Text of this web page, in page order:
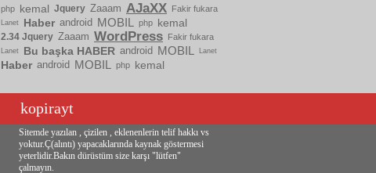
php kemal Jquery Zaaam AJaXX Fakir fukara
Lanet Haber android MOBIL php kemal
2.34 Jquery Zaaam WordPress Fakir fukara
Lanet Bu başka HABER android MOBIL Lanet
Haber android MOBIL php kemal
kopirayt
Sitemde yazılan , çizilen , eklenenlerin telif hakkı vs
yoktur.Ç(alıntı) yapacaklarında kaynak göstermesi
yeterlidir.Bakın dürüstüm size karşı "lütfen"
çalmayın.